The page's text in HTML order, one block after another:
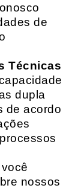
de
Técnicas
dupla
de acordo
você
nossos